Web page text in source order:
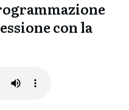
con la